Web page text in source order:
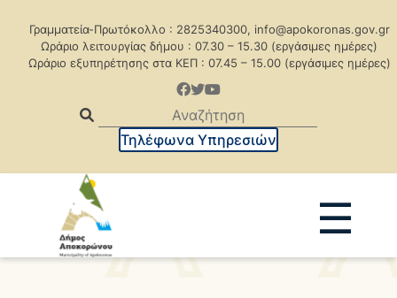
Γραμματεία-Πρωτόκολλο : 2825340300, info@apokoronas.gov.gr
Ωράριο λειτουργίας δήμου : 07.30 – 15.30 (εργάσιμες ημέρες)
Ωράριο εξυπηρέτησης στα ΚΕΠ : 07.45 – 15.00 (εργάσιμες ημέρες)
Τηλέφωνα Υπηρεσιών
☰